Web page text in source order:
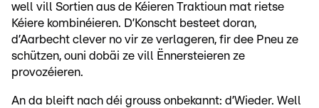
well vill Sortien aus de Kéieren Traktioun mat rietse
Kéiere kombinéieren. D’Konscht besteet doran,
d’Aarbecht clever no vir ze verlageren, fir dee Pneu ze
schützen, ouni dobäi ze vill Ënnersteieren ze
provozéieren.
An da bleift nach déi grouss onbekannt: d’Wieder. Well